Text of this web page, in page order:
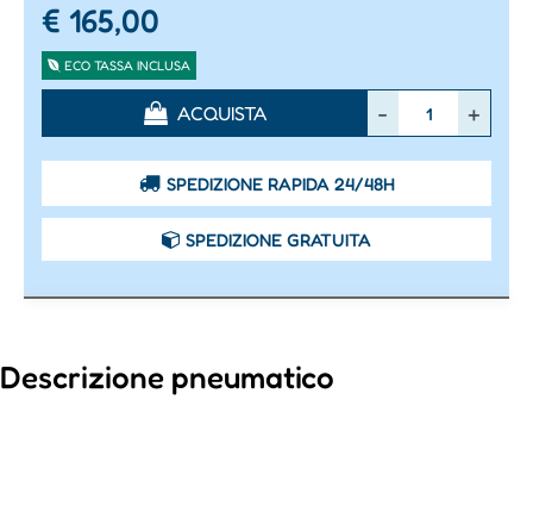
€ 165,00
ECO TASSA INCLUSA
ACQUISTA
SPEDIZIONE RAPIDA 24/48H
SPEDIZIONE GRATUITA
Descrizione pneumatico